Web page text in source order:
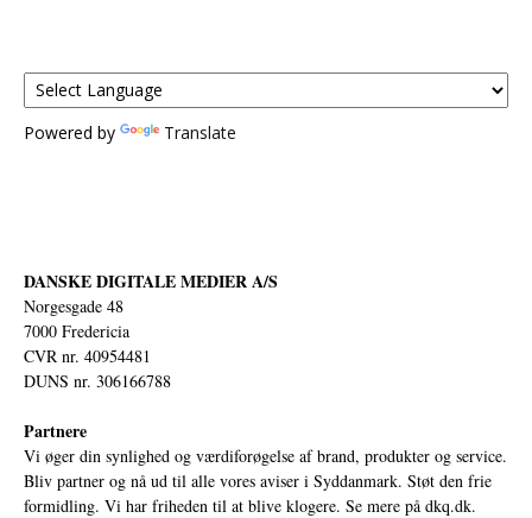
Powered by Translate
DANSKE DIGITALE MEDIER A/S
Norgesgade 48
7000 Fredericia
CVR nr. 40954481
DUNS nr. 306166788
Partnere
Vi øger din synlighed og værdiforøgelse af brand, produkter og service.
Bliv partner og nå ud til alle vores aviser i Syddanmark. Støt den frie
formidling. Vi har friheden til at blive klogere. Se mere på dkq.dk.